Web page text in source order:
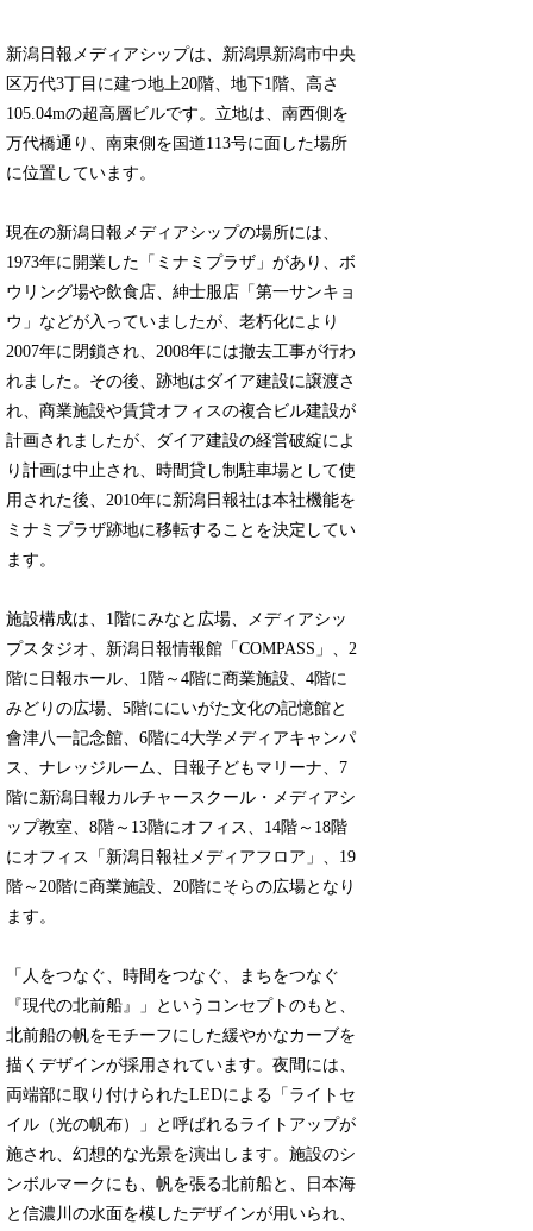
新潟日報メディアシップは、新潟県新潟市中央
区万代3丁目に建つ地上20階、地下1階、高さ
105.04mの超高層ビルです。立地は、南西側を
万代橋通り、南東側を国道113号に面した場所
に位置しています。
現在の新潟日報メディアシップの場所には、
1973年に開業した「ミナミプラザ」があり、ボ
ウリング場や飲食店、紳士服店「第一サンキョ
ウ」などが入っていましたが、老朽化により
2007年に閉鎖され、2008年には撤去工事が行わ
れました。その後、跡地はダイア建設に譲渡さ
れ、商業施設や賃貸オフィスの複合ビル建設が
計画されましたが、ダイア建設の経営破綻によ
り計画は中止され、時間貸し制駐車場として使
用された後、2010年に新潟日報社は本社機能を
ミナミプラザ跡地に移転することを決定してい
ます。
施設構成は、1階にみなと広場、メディアシッ
プスタジオ、新潟日報情報館「COMPASS」、2
階に日報ホール、1階～4階に商業施設、4階に
みどりの広場、5階ににいがた文化の記憶館と
會津八一記念館、6階に4大学メディアキャンパ
ス、ナレッジルーム、日報子どもマリーナ、7
階に新潟日報カルチャースクール・メディアシ
ップ教室、8階～13階にオフィス、14階～18階
にオフィス「新潟日報社メディアフロア」、19
階～20階に商業施設、20階にそらの広場となり
ます。
「人をつなぐ、時間をつなぐ、まちをつなぐ
『現代の北前船』」というコンセプトのもと、
北前船の帆をモチーフにした緩やかなカーブを
描くデザインが採用されています。夜間には、
両端部に取り付けられたLEDによる「ライトセ
イル（光の帆布）」と呼ばれるライトアップが
施され、幻想的な光景を演出します。施設のシ
ンボルマークにも、帆を張る北前船と、日本海
と信濃川の水面を模したデザインが用いられ、